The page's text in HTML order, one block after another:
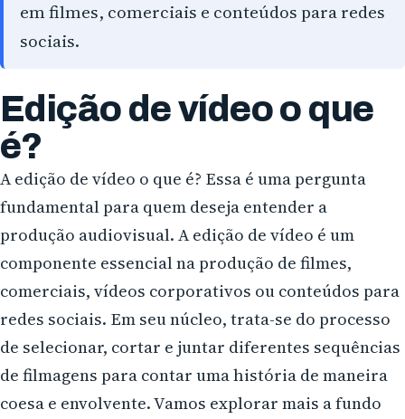
Araucária
Pinhais
Campo Mourão
em filmes, comerciais e conteúdos para redes
sociais.
Edição de vídeo o que
é?
A edição de vídeo o que é? Essa é uma pergunta
fundamental para quem deseja entender a
produção audiovisual. A edição de vídeo é um
componente essencial na produção de filmes,
comerciais, vídeos corporativos ou conteúdos para
redes sociais. Em seu núcleo, trata-se do processo
de selecionar, cortar e juntar diferentes sequências
de filmagens para contar uma história de maneira
coesa e envolvente. Vamos explorar mais a fundo